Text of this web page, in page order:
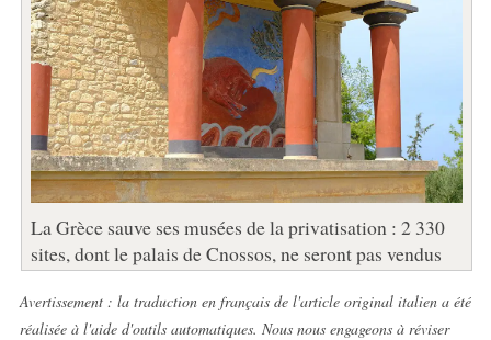
La Grèce sauve ses musées de la privatisation : 2 330
sites, dont le palais de Cnossos, ne seront pas vendus
Avertissement : la traduction en français de l'article original italien a été
réalisée à l'aide d'outils automatiques. Nous nous engageons à réviser